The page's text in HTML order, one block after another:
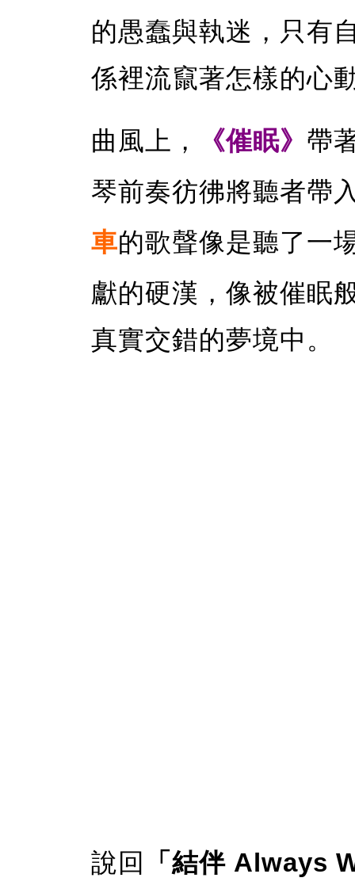
的愚蠢與執迷，只有
係裡流竄著怎樣的心
曲風上， 《催眠》 帶
琴前奏彷彿將聽者帶
車的歌聲像是聽了一
獻的硬漢，像被催眠
真實交錯的夢境中。
說回 「結伴 Always